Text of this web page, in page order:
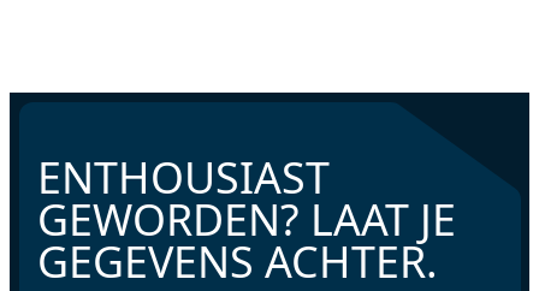
ENTHOUSIAST
GEWORDEN? LAAT JE
GEGEVENS ACHTER.